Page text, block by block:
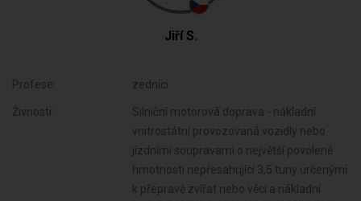
Jiří S.
Profese: zedníci
Živnosti:
Silniční motorová doprava - nákladní
vnitrostátní provozovaná vozidly nebo
jízdními soupravami o největší povolené
hmotnosti nepřesahující 3,5 tuny určenými
k přepravě zvířat nebo věcí a nákladní